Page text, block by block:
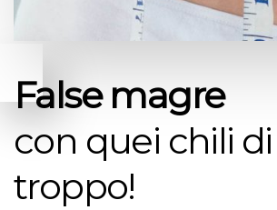
False magre
con quei chili di
troppo!